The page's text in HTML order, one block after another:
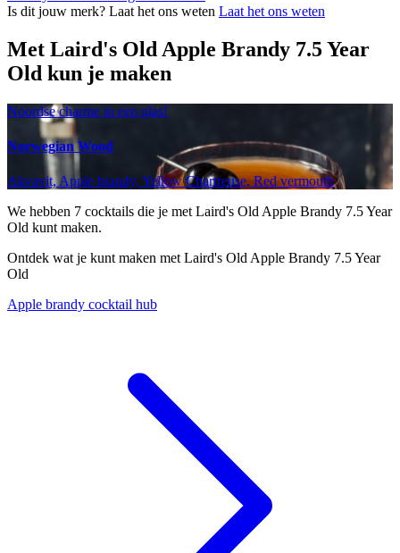
Is dit jouw merk? Laat het ons weten Laat het ons weten
Met Laird's Old Apple Brandy 7.5 Year
Old kun je maken
Noordse charme in een glas!
Norwegian Wood
Akvavit, Apple brandy, Yellow Chartreuse, Red vermouth
We hebben 7 cocktails die je met Laird's Old Apple Brandy 7.5 Year
Old kunt maken.
Ontdek wat je kunt maken met Laird's Old Apple Brandy 7.5 Year
Old
Apple brandy cocktail hub